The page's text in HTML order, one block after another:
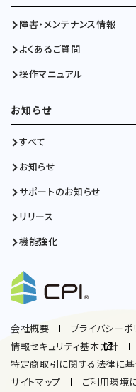
障害・メンテナンス情報
よくあるご質問
操作マニュアル
お知らせ
すべて
お知らせ
サポートのお知らせ
リリース
機能強化
会社概要
プライバシー
情報セキュリティ基本方針
特定商取引に関する法律に基
サイトマップ
ご利用環境